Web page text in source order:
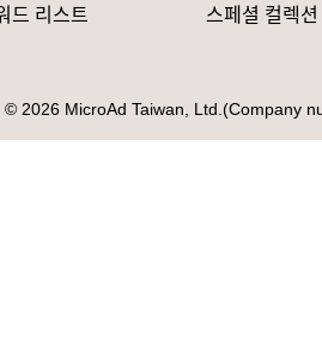
드 리스트
스페셜 컬렉션
© 2026 MicroAd Taiwan, Ltd.(Company